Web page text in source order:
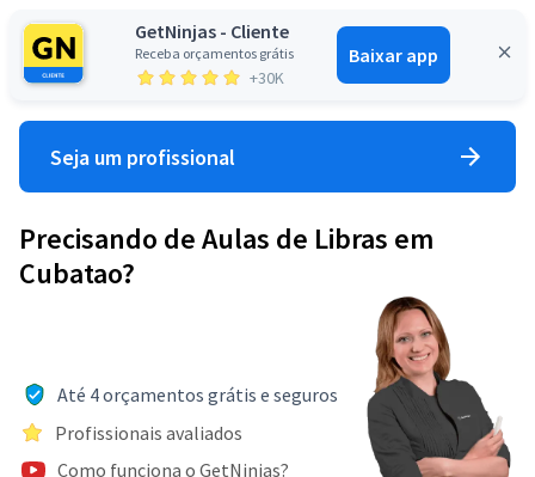
GetNinjas - Cliente
Receba orçamentos grátis
+30K
Baixar app
Entrar
Seja um profissional
Precisando de Aulas de Libras em
Cubatao?
Até 4 orçamentos grátis e seguros
Profissionais avaliados
Como funciona o GetNinjas?